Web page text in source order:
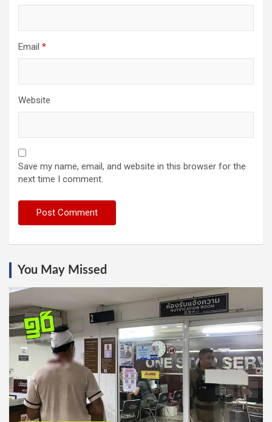
Email *
Website
Save my name, email, and website in this browser for the
next time I comment.
You May Missed